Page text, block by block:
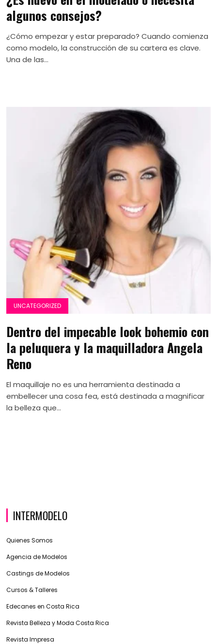
algunos consejos?
¿Cómo empezar y estar preparado? Cuando comienza
como modelo, la construcción de su cartera es clave.
Una de las...
UNCATEGORIZED
Dentro del impecable look bohemio con
la peluquera y la maquilladora Angela
Reno
El maquillaje no es una herramienta destinada a
embellecer una cosa fea, está destinada a magnificar
la belleza que...
INTERMODELO
Quienes Somos
Agencia de Modelos
Castings de Modelos
Cursos & Talleres
Edecanes en Costa Rica
Revista Belleza y Moda Costa Rica
Revista Impresa